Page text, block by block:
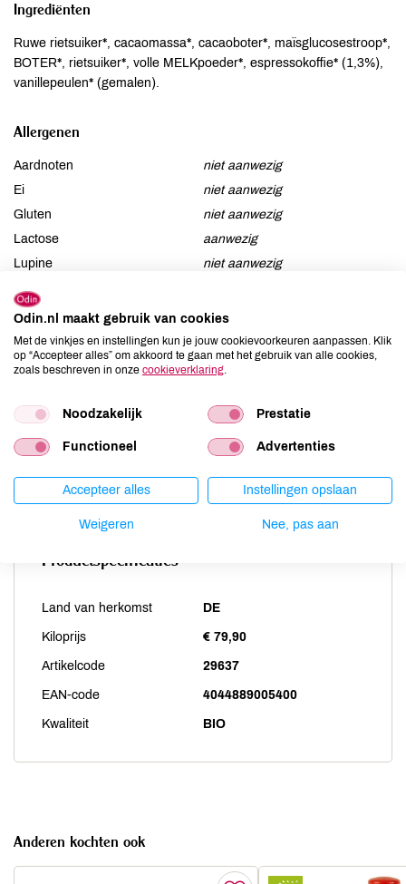
Ingrediënten
Ruwe rietsuiker*, cacaomassa*, cacaoboter*, maïsglucosestroop*,
BOTER*, rietsuiker*, volle MELKpoeder*, espressokoffie* (1,3%),
vanillepeulen* (gemalen).
Allergenen
Aardnoten
niet aanwezig
Ei
niet aanwezig
Gluten
niet aanwezig
Lactose
aanwezig
Lupine
niet aanwezig
Mosterd
Noten
kan bevatten
Schaaldieren
niet aanwezig
Selderij
niet aanwezig
Soja
niet aanwezig
Weekdieren
niet aanwezig
Zwaveldioxide / sulfieten
niet aanwezig
Productspecificaties
Land van herkomst DE
Kiloprijs € 79,90
Artikelcode 29637
EAN-code 4044889005400
Kwaliteit BIO
Anderen kochten ook
Odin.nl maakt gebruik van cookies
Met de vinkjes en instellingen kun je jouw cookievoorkeuren aanpassen. Klik
op “Accepteer alles” om akkoord te gaan met het gebruik van alle cookies,
zoals beschreven in onze cookieverklaring
Noodzakelijk Prestatie
Functioneel Advertenties
Accepteer alles Instellingen opslaan
Weigeren Nee, pas aan